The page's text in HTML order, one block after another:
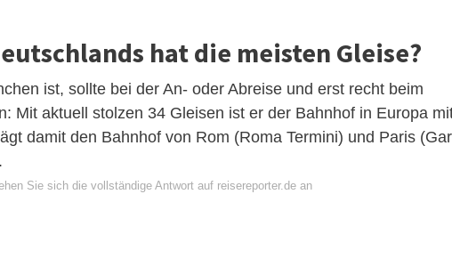
hat die meisten Gleise?
ist, sollte bei der An- oder Abreise und erst recht beim
Mit aktuell stolzen 34 Gleisen ist er der Bahnhof in Europa
damit den Bahnhof von Rom (Roma Termini) und Paris
Sie sich die vollständige Antwort auf reisereporter.de an